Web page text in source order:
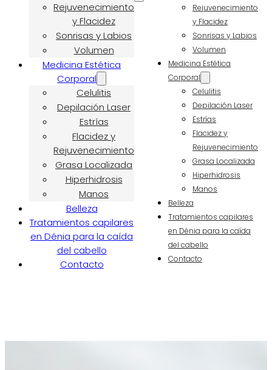
Rejuvenecimiento
y Flacidez
Sonrisas y Labios
Volumen
Medicina Estética
Corporal
Celulitis
Depilación Laser
Estrías
Flacidez y
Rejuvenecimiento
Grasa Localizada
Hiperhidrosis
Manos
Belleza
Tratamientos capilares
en Dénia para la caída
del cabello
Contacto
Rejuvenecimiento
y Flacidez
Sonrisas y Labios
Volumen
Medicina Estética
Corporal
Celulitis
Depilación Laser
Estrías
Flacidez y
Rejuvenecimiento
Grasa Localizada
Hiperhidrosis
Manos
Belleza
Tratamientos capilares
en Dénia para la caída
del cabello
Contacto